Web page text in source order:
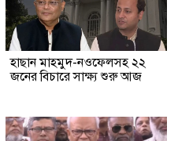
হাছান মাহমুদ-নওফেলসহ ২২
জনের বিচারে সাক্ষ্য শুরু আজ